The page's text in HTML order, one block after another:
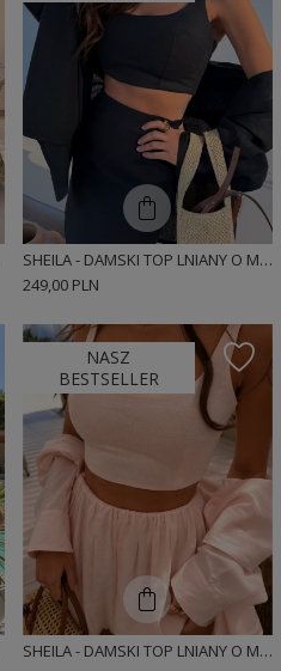
SHEILA - DAMSKI TOP LNIANY O MINIMALISTYCZNEJ FORMIE 'BUNNIE'
249,00 PLN
NASZ
BESTSELLER
SHEILA - DAMSKI TOP LNIANY O MINIMALISTYCZNEJ FORMIE 'LUNA'